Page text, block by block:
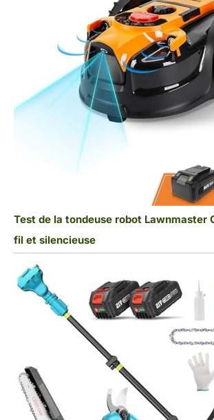
Test de la tondeuse robot Lawnmaster
fil et silencieuse